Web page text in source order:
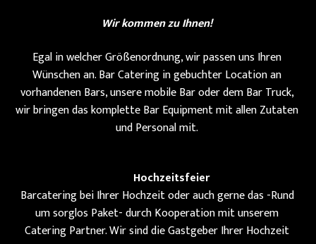
Wir kommen zu Ihnen!
Egal in welcher Größenordnung, wir passen uns Ihren
Wünschen an. Bar Catering in gebuchter Location an
vorhandenen Bars, unsere mobile Bar oder dem Bar Truck,
wir bringen das komplette Bar Equipment mit allen Zutaten
und Personal mit.
Hochzeitsfeier
Barcatering bei Ihrer Hochzeit oder auch gerne das -Rund
um sorglos Paket- durch Kooperation mit unserem
Catering Partner. Wir sind die Gastgeber Ihrer Hochzeit